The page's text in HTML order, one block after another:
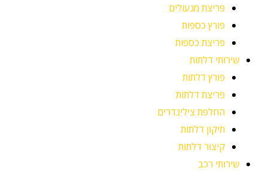
פריצת מנעולים
פורץ כספות
פריצת כספות
שירותי דלתות
פורץ דלתות
פריצת דלתות
החלפת צילינדרים
תיקון דלתות
קיצור דלתות
שירותי רכב